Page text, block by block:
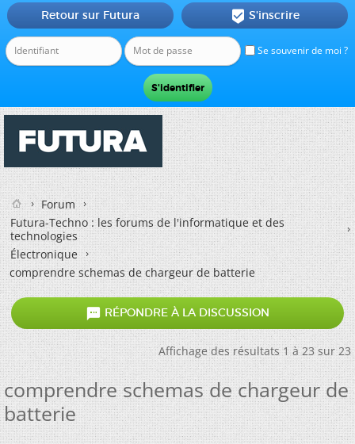
Se souvenir de moi ?
Retour sur Futura  S'inscrire
Forum
Futura-Techno : les forums de l'informatique et des
technologies
Électronique
comprendre schemas de chargeur de batterie
 RÉPONDRE À LA DISCUSSION
Affichage des résultats 1 à 23 sur 23
comprendre schemas de chargeur de
batterie